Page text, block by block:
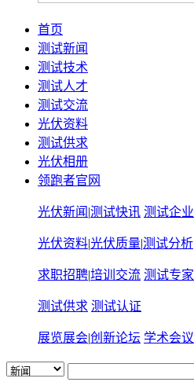
首页
测试新闻
测试技术
测试人才
测试交流
光伏资料
测试供求
光伏相册
领跑者官网
光伏新闻 |测试快讯 测试企业
光伏资料|光伏质量|测试分析
求职招聘|培训交流 测试专家
测试供求 测试认证
展览展会|创新论坛 学术会议